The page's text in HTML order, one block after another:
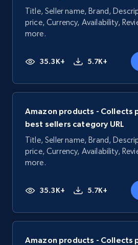
Title, Seller name, Brand,
price, Currency, Availability,
more.
35.3K+ 5.7K+
Amazon products - Collects
best sellers category URL
Title, Seller name, Brand,
price, Currency, Availability,
more.
35.3K+ 5.7K+
Amazon products - Collects